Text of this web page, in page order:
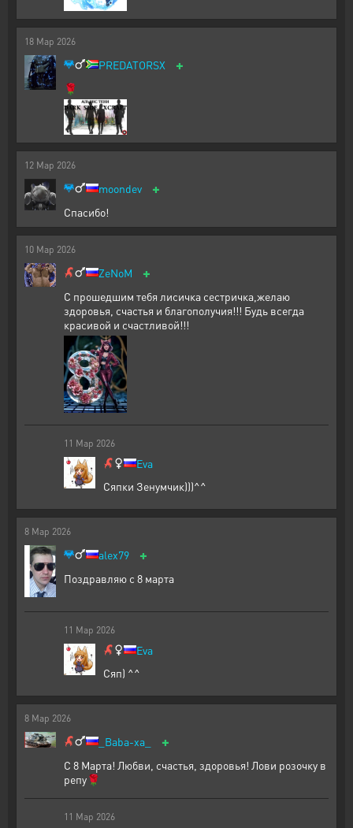
18 Мар 2026
PREDATORSX +
🌹
12 Мар 2026
moondev +
Спасибо!
10 Мар 2026
ZeNoM +
С прошедшим тебя лисичка сестричка,желаю
здоровья, счастья и благополучия!!! Будь всегда
красивой и счастливой!!!
11 Мар 2026
Eva
Сяпки Зенумчик)))^^
8 Мар 2026
alex79 +
Поздравляю с 8 марта
11 Мар 2026
Eva
Сяп) ^^
8 Мар 2026
_Baba-xa_ +
С 8 Марта! Любви, счастья, здоровья! Лови розочку в
репу🌹
11 Мар 2026